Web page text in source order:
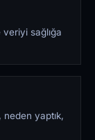
sağlığa
yaptık,